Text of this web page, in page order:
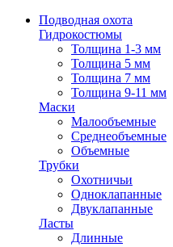
Подводная охота
Гидрокостюмы
Толщина 1-3 мм
Толщина 5 мм
Толщина 7 мм
Толщина 9-11 мм
Маски
Малообъемные
Среднеобъемные
Объемные
Трубки
Охотничьи
Одноклапанные
Двуклапанные
Ласты
Длинные